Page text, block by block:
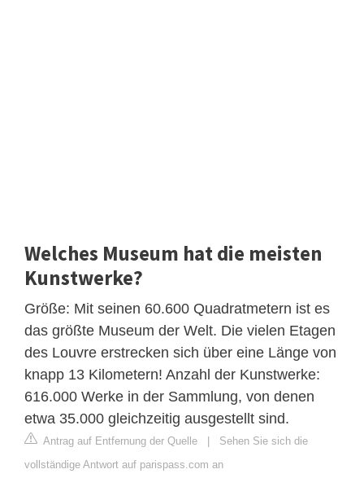
Welches Museum hat die meisten
Kunstwerke?
Größe: Mit seinen 60.600 Quadratmetern ist es
das größte Museum der Welt. Die vielen Etagen
des Louvre erstrecken sich über eine Länge von
knapp 13 Kilometern! Anzahl der Kunstwerke:
616.000 Werke in der Sammlung, von denen
etwa 35.000 gleichzeitig ausgestellt sind.
Antrag auf Entfernung der Quelle | Sehen Sie sich die
vollständige Antwort auf parispass.com an